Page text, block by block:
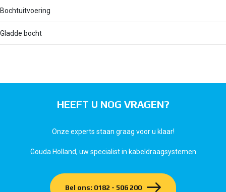
Bochtuitvoering
Gladde bocht
HEEFT U NOG VRAGEN?
Onze experts staan graag voor u klaar!
Gouda Holland, uw specialist in kabeldraagsystemen
Bel ons: 0182 - 506 200